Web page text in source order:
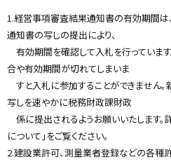
戻
る
1.経営事項審査結果通知書の有効期間は
通知書の写しの提出により、
有効期間を確認して入札を行っていま
合や有効期間が切れてしまいま
すと入札に参加することができません。
写しを速やかに税務財政課財政
係に提出されるようお願いいたします。
について」をご覧ください。
2.建設業許可、測量業者登録などの各種